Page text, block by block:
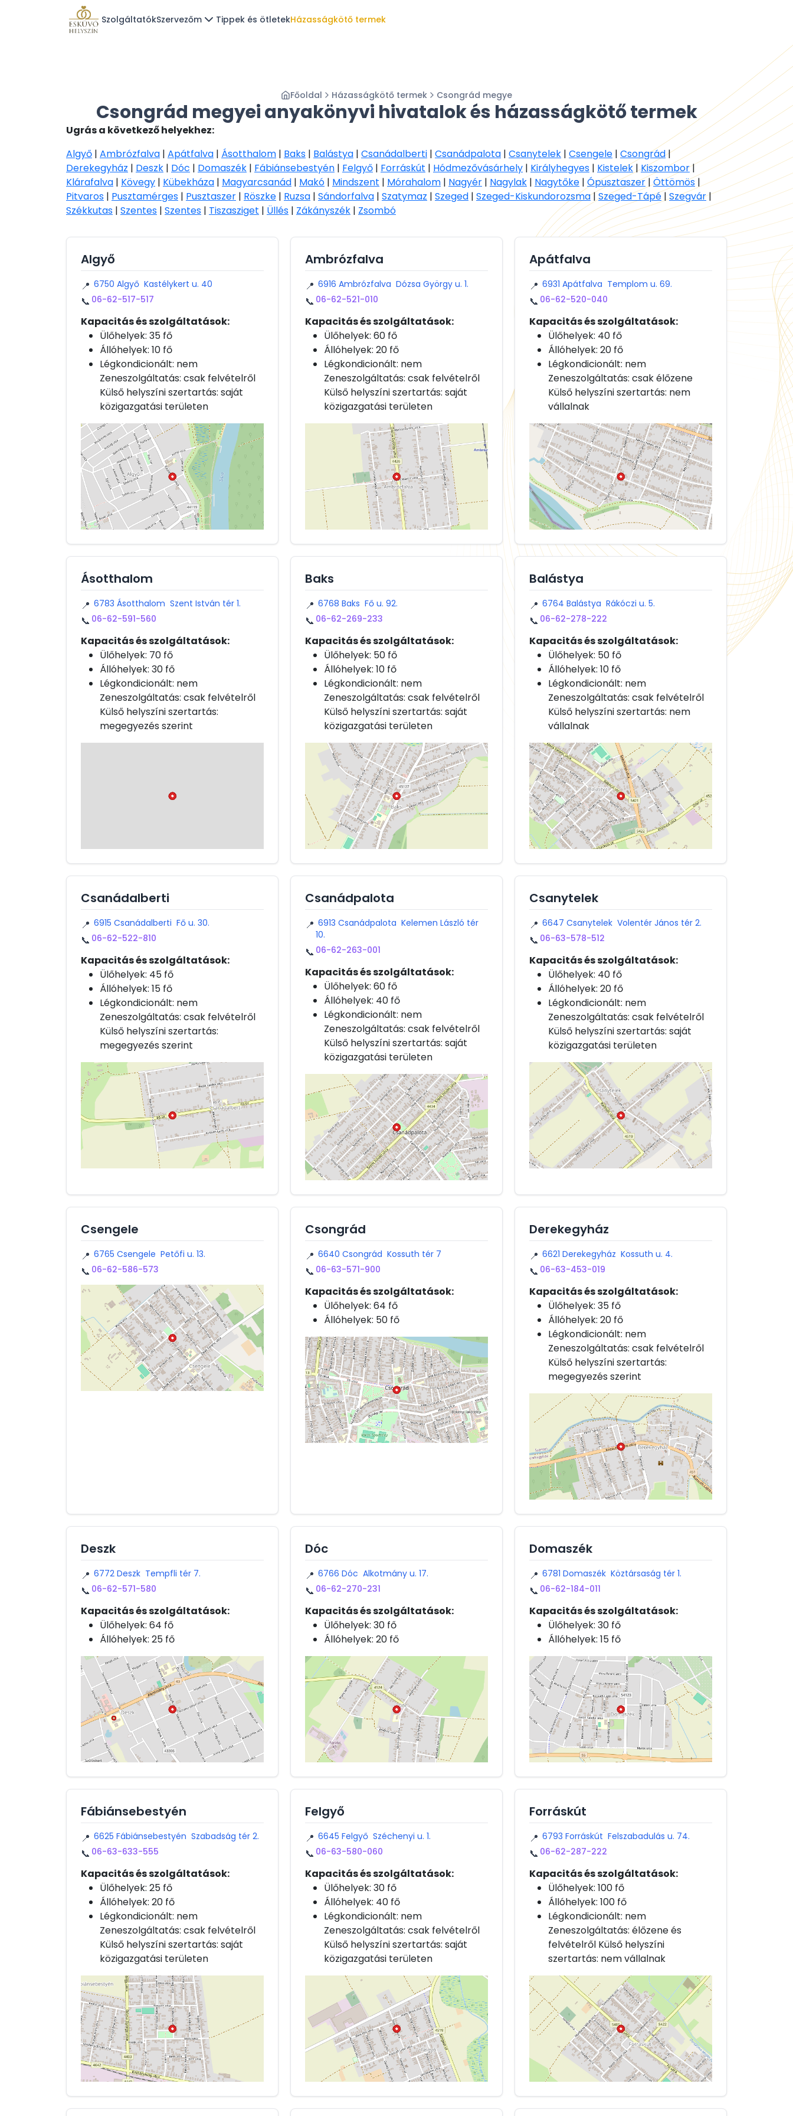
SzolgáltatókSzervezőm Tippek és ötletekHázasságkötő termek
Főoldal Házasságkötő termek Csongrád megye
Csongrád megyei anyakönyvi hivatalok és házasságkötő termek
Ugrás a következő helyekhez:
Algyő | Ambrózfalva | Apátfalva | Ásotthalom | Baks | Balástya | Csanádalberti | Csanádpalota | Csanytelek | Csengele | Csongrád|
Derekegyház | Deszk | Dóc | Domaszék | Fábiánsebestyén | Felgyő | Forráskút | Hódmezővásárhely | Királyhegyes | Kistelek|Kiszombor|
Klárafalva | Kövegy | Kübekháza | Magyarcsanád | Makó | Mindszent | Mórahalom | Nagyér | Nagylak | Nagytőke | Ópusztaszer|Öttömös |
Pitvaros | Pusztamérges | Pusztaszer | Röszke | Ruzsa | Sándorfalva | Szatymaz | Szeged | Szeged-Kiskundorozsma|Szeged-Tápé|Szegvár|
Székkutas | Szentes | Szentes | Tiszasziget | Üllés | Zákányszék | Zsombó
Algyő
📍 6750 Algyő Kastélykert u. 40
📞 06-62-517-517
Kapacitás és szolgáltatások:
Ülőhelyek: 35 fő
Állóhelyek: 10 fő
Légkondicionált: nem
Zeneszolgáltatás: csak felvételről
Külső helyszíni szertartás: saját
közigazgatási területen
Ambrózfalva
📍 6916 Ambrózfalva Dózsa György u. 1.
📞 06-62-521-010
Kapacitás és szolgáltatások:
Ülőhelyek: 60 fő
Állóhelyek: 20 fő
Légkondicionált: nem
Zeneszolgáltatás: csak felvételről
Külső helyszíni szertartás: saját
közigazgatási területen
Apátfalva
📍 6931 Apátfalva Templom u. 69.
📞 06-62-520-040
Kapacitás és szolgáltatások:
Ülőhelyek: 40 fő
Állóhelyek: 20 fő
Légkondicionált: nem
Zeneszolgáltatás: csak élőzene
Külső helyszíni szertartás: nem
vállalnak
Ásotthalom
📍 6783 Ásotthalom Szent István tér 1.
📞 06-62-591-560
Kapacitás és szolgáltatások:
Ülőhelyek: 70 fő
Állóhelyek: 30 fő
Légkondicionált: nem
Zeneszolgáltatás: csak felvételről
Külső helyszíni szertartás:
megegyezés szerint
Baks
📍 6768 Baks Fő u. 92.
📞 06-62-269-233
Kapacitás és szolgáltatások:
Ülőhelyek: 50 fő
Állóhelyek: 10 fő
Légkondicionált: nem
Zeneszolgáltatás: csak felvételről
Külső helyszíni szertartás: saját
közigazgatási területen
Balástya
📍 6764 Balástya Rákóczi u. 5.
📞 06-62-278-222
Kapacitás és szolgáltatások:
Ülőhelyek: 50 fő
Állóhelyek: 10 fő
Légkondicionált: nem
Zeneszolgáltatás: csak felvételről
Külső helyszíni szertartás: nem
vállalnak
Csanádalberti
📍 6915 Csanádalberti Fő u. 30.
📞 06-62-522-810
Kapacitás és szolgáltatások:
Ülőhelyek: 45 fő
Állóhelyek: 15 fő
Légkondicionált: nem
Zeneszolgáltatás: csak felvételről
Külső helyszíni szertartás:
megegyezés szerint
Csanádpalota
📍 6913 Csanádpalota Kelemen László tér
10.
📞 06-62-263-001
Kapacitás és szolgáltatások:
Ülőhelyek: 60 fő
Állóhelyek: 40 fő
Légkondicionált: nem
Zeneszolgáltatás: csak felvételről
Külső helyszíni szertartás: saját
közigazgatási területen
Csanytelek
📍 6647 Csanytelek Volentér János tér 2.
📞 06-63-578-512
Kapacitás és szolgáltatások:
Ülőhelyek: 40 fő
Állóhelyek: 20 fő
Légkondicionált: nem
Zeneszolgáltatás: csak felvételről
Külső helyszíni szertartás: saját
közigazgatási területen
Csengele
📍 6765 Csengele Petőfi u. 13.
📞 06-62-586-573
Csongrád
📍 6640 Csongrád Kossuth tér 7
📞 06-63-571-900
Kapacitás és szolgáltatások:
Ülőhelyek: 64 fő
Állóhelyek: 50 fő
Derekegyház
📍 6621 Derekegyház Kossuth u. 4.
📞 06-63-453-019
Kapacitás és szolgáltatások:
Ülőhelyek: 35 fő
Állóhelyek: 20 fő
Légkondicionált: nem
Zeneszolgáltatás: csak felvételről
Külső helyszíni szertartás:
megegyezés szerint
Deszk
📍 6772 Deszk Tempfli tér 7.
📞 06-62-571-580
Kapacitás és szolgáltatások:
Ülőhelyek: 64 fő
Állóhelyek: 25 fő
Dóc
📍 6766 Dóc Alkotmány u. 17.
📞 06-62-270-231
Kapacitás és szolgáltatások:
Ülőhelyek: 30 fő
Állóhelyek: 20 fő
Domaszék
📍 6781 Domaszék Köztársaság tér 1.
📞 06-62-184-011
Kapacitás és szolgáltatások:
Ülőhelyek: 30 fő
Állóhelyek: 15 fő
Fábiánsebestyén
📍 6625 Fábiánsebestyén Szabadság tér 2.
📞 06-63-633-555
Kapacitás és szolgáltatások:
Ülőhelyek: 25 fő
Állóhelyek: 20 fő
Légkondicionált: nem
Zeneszolgáltatás: csak felvételről
Külső helyszíni szertartás: saját
közigazgatási területen
Felgyő
📍 6645 Felgyő Széchenyi u. 1.
📞 06-63-580-060
Kapacitás és szolgáltatások:
Ülőhelyek: 30 fő
Állóhelyek: 40 fő
Légkondicionált: nem
Zeneszolgáltatás: csak felvételről
Külső helyszíni szertartás: saját
közigazgatási területen
Forráskút
📍 6793 Forráskút Felszabadulás u. 74.
📞 06-62-287-222
Kapacitás és szolgáltatások:
Ülőhelyek: 100 fő
Állóhelyek: 100 fő
Légkondicionált: nem
Zeneszolgáltatás: élőzene és
felvételről Külső helyszíni
szertartás: nem vállalnak